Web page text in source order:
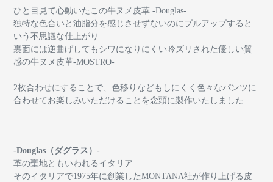
ひと目見て心動いたこの牛ヌメ皮革 -Douglas-
独特な色合いと油脂分を感じさせずないのにプルアップすると
いう不思議な仕上がり
裏面には逆曲げしてもシワになりにくい吟ズリされた優しい質
感の牛ヌメ皮革-MOSTRO-
2枚合わせにすることで、色移りなどもしにくく色々なパンツに
合わせてお楽しみいただけることを念頭に製作いたしました
-Douglas（ダグラス）-
革の聖地ともいわれるイタリア
そのイタリアで1975年に創業したMONTANA社が作り上げる皮